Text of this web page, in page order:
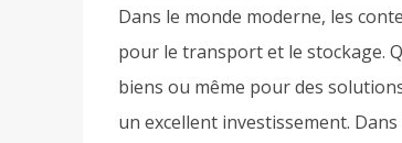
Dans le monde moderne, les
pour le transport et le stockage.
biens ou même pour des
un excellent investissement.